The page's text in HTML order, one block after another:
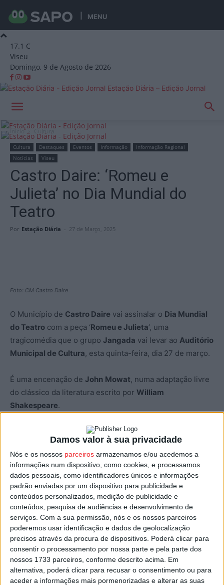
Damos valor à sua privacidade
Nós e os nossos parceiros armazenamos e/ou acedemos a
informações num dispositivo, como cookies, e processamos
dados pessoais, como identificadores únicos e informações
padrão enviadas por um dispositivo para publicidade e
conteúdos personalizados, medição de publicidade e
conteúdos, pesquisa de audiências e desenvolvimento de
serviços. Com a sua permissão, nós e os nossos parceiros
poderemos usar identificação e dados de geolocalização
precisos através da procura de dispositivos. Poderá clicar para
consentir o processamento por nossa parte e pela parte dos
nossos 1733 parceiros, conforme descrito acima. Em
alternativa, poderá clicar para recusar o consentimento ou para
aceder a informações mais pormenorizadas e alterar as suas
MENU
17.1 C
Viseu
Domingo, 9 de Agosto de 2026
Estação Diária – Edição Jornal
Início Cultura
Cultura Destaques Eventos Informação
Informação Regional
Notícias
Viseu
Castro Daire: ‘Romeu e
Julieta’ no Dia Mundial do
Teatro
Por Estação Diária - 27 de Março, 2025
Foto: CM Castro Daire
O Município de Castro Daire vai assinalar o Dia Mundial
do Teatro com a peça ‘Romeu e Julieta’, uma
tragicomédia que o grupo Jangada vai levar ao Auditório
Municipal de Cultura, esta quinta-feira, dia 27 de março.
É uma encenação de John Mowat, numa adaptação livre
do clássico da literatura escrito por William
Shakespeare.
A peça pode ser vista pelas 21:00, tem entrada gratuita,
mas é necessária reserva de bilhete, o que pode já ser
feito através da plataforma eletrónica Bol, com link
disponível no site do município de Castro Daire.
Esta e outras notícias para ouvir na Estação Diária – 96.8
FM ou em www.968.fm.
Pub
TAGS Castro Daire Dia Mundial do Teatro